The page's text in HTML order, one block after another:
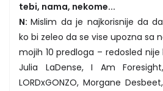
tebi, nama, nekome...
N:Mislim da je najkorisnije da
ko bi zeleo da se vise upozna sa
mojih 10 predloga – redosled
Julia LaDense, I Am
LORDxGONZO, Morgane